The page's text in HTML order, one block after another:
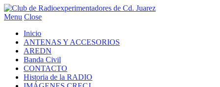
Menu Close
Inicio
ANTENAS Y ACCESORIOS
AREDN
Banda Civil
CONTACTO
Historia de la RADIO